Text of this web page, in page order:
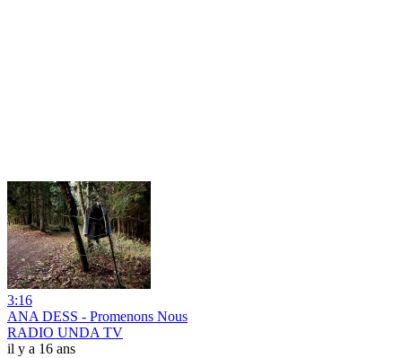
3:16
ANA DESS - Promenons Nous
RADIO UNDA TV
il y a 16 ans